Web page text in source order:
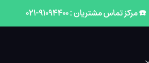
☎️ مرکز تماس مشتریان : 91094400-021